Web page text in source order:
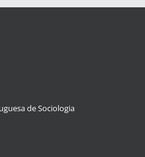
de Sociologia